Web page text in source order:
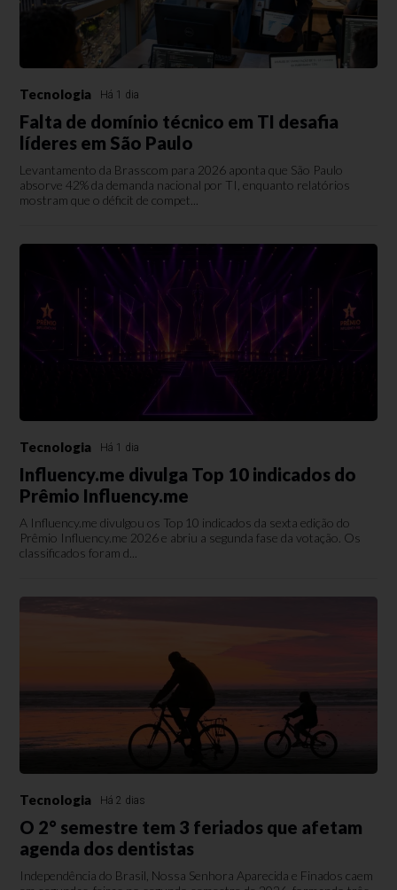
Tecnologia Há 1 dia
Falta de domínio técnico em TI desafia
líderes em São Paulo
Levantamento da Brasscom para 2026 aponta que São Paulo
absorve 42% da demanda nacional por TI, enquanto relatórios
mostram que o déficit de compet...
Tecnologia Há 1 dia
Influency.me divulga Top 10 indicados do
Prêmio Influency.me
A Influency.me divulgou os Top 10 indicados da sexta edição do
Prêmio Influency.me 2026 e abriu a segunda fase da votação. Os
classificados foram d...
Tecnologia Há 2 dias
O 2° semestre tem 3 feriados que afetam
agenda dos dentistas
Independência do Brasil, Nossa Senhora Aparecida e Finados caem